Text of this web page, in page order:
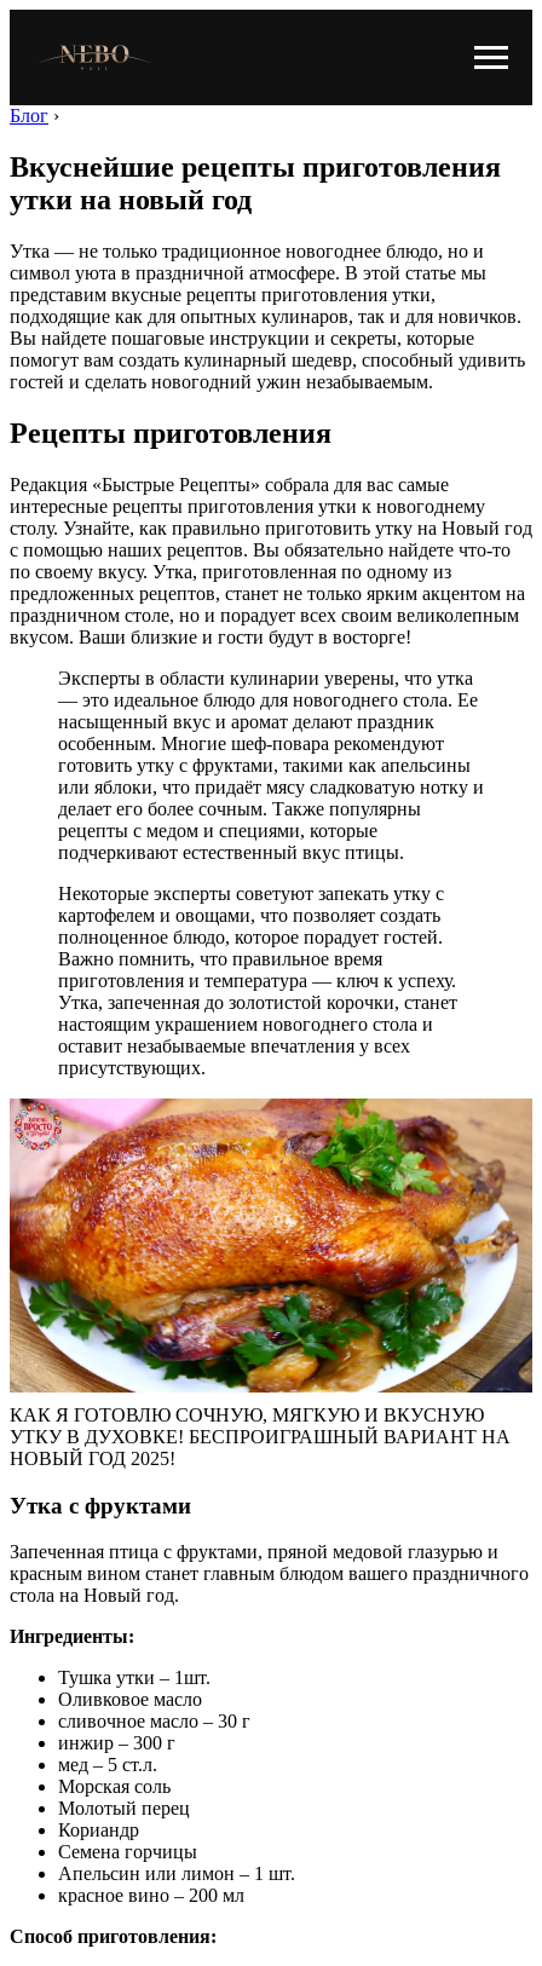
Блог ›
Вкуснейшие рецепты приготовления
утки на новый год
Утка — не только традиционное новогоднее блюдо, но и
символ уюта в праздничной атмосфере. В этой статье мы
представим вкусные рецепты приготовления утки,
подходящие как для опытных кулинаров, так и для новичков.
Вы найдете пошаговые инструкции и секреты, которые
помогут вам создать кулинарный шедевр, способный удивить
гостей и сделать новогодний ужин незабываемым.
Рецепты приготовления
Редакция «Быстрые Рецепты» собрала для вас самые
интересные рецепты приготовления утки к новогоднему
столу. Узнайте, как правильно приготовить утку на Новый год
с помощью наших рецептов. Вы обязательно найдете что-то
по своему вкусу. Утка, приготовленная по одному из
предложенных рецептов, станет не только ярким акцентом на
праздничном столе, но и порадует всех своим великолепным
вкусом. Ваши близкие и гости будут в восторге!
Эксперты в области кулинарии уверены, что утка
— это идеальное блюдо для новогоднего стола. Ее
насыщенный вкус и аромат делают праздник
особенным. Многие шеф-повара рекомендуют
готовить утку с фруктами, такими как апельсины
или яблоки, что придаёт мясу сладковатую нотку и
делает его более сочным. Также популярны
рецепты с медом и специями, которые
подчеркивают естественный вкус птицы.
Некоторые эксперты советуют запекать утку с
картофелем и овощами, что позволяет создать
полноценное блюдо, которое порадует гостей.
Важно помнить, что правильное время
приготовления и температура — ключ к успеху.
Утка, запеченная до золотистой корочки, станет
настоящим украшением новогоднего стола и
оставит незабываемые впечатления у всех
присутствующих.
КАК Я ГОТОВЛЮ СОЧНУЮ, МЯГКУЮ И ВКУСНУЮ
УТКУ В ДУХОВКЕ! БЕСПРОИГРАШНЫЙ ВАРИАНТ НА
НОВЫЙ ГОД 2025!
Утка с фруктами
Запеченная птица с фруктами, пряной медовой глазурью и
красным вином станет главным блюдом вашего праздничного
стола на Новый год.
Ингредиенты:
Тушка утки – 1шт.
Оливковое масло
сливочное масло – 30 г
инжир – 300 г
мед – 5 ст.л.
Морская соль
Молотый перец
Кориандр
Семена горчицы
Апельсин или лимон – 1 шт.
красное вино – 200 мл
Способ приготовления: